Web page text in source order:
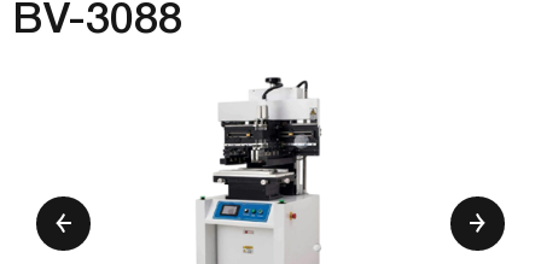
BV-3088